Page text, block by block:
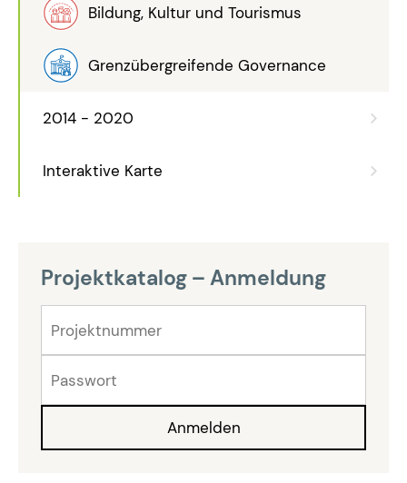
Bildung, Kultur und Tourismus
Grenzübergreifende Governance
2014 - 2020
Interaktive Karte
Projektkatalog – Anmeldung